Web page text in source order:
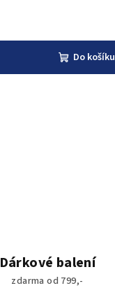
Do košíku
Dárkové balení
zdarma od 799,-